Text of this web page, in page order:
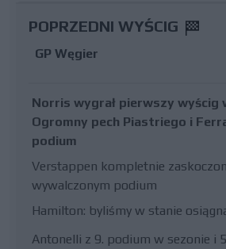
POPRZEDNI WYŚCIG
GP Węgier
Norris wygrał pierwszy wyścig
Ogromny pech Piastriego i
podium
Verstappen kompletnie
wywalczonym podium
Hamilton: byliśmy w stanie
Antonelli z 9. podium w sezonie i